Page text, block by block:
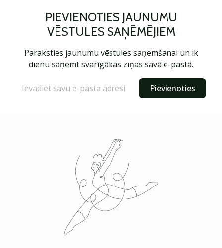
PIEVIENOTIES JAUNUMU
VĒSTULES SAŅĒMĒJIEM
Paraksties jaunumu vēstules saņemšanai un ik
dienu saņemt svarīgākās ziņas savā e-pastā.
Pievienoties